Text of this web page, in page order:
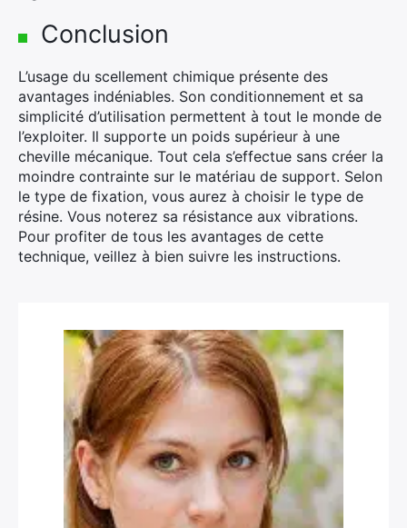
Conclusion
L’usage du scellement chimique présente des
avantages indéniables. Son conditionnement et sa
simplicité d’utilisation permettent à tout le monde de
l’exploiter. Il supporte un poids supérieur à une
cheville mécanique. Tout cela s’effectue sans créer la
moindre contrainte sur le matériau de support. Selon
le type de fixation, vous aurez à choisir le type de
résine. Vous noterez sa résistance aux vibrations.
Pour profiter de tous les avantages de cette
technique, veillez à bien suivre les instructions.